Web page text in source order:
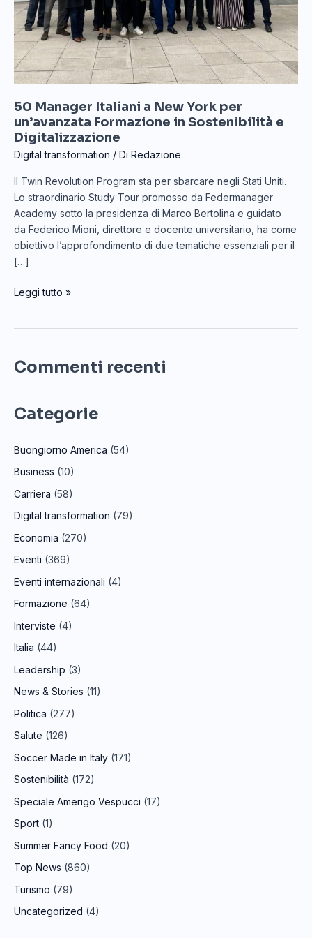
50 Manager Italiani a New York per
un’avanzata Formazione in Sostenibilità e
Digitalizzazione
Digital transformation / Di Redazione
Il Twin Revolution Program sta per sbarcare negli Stati Uniti.
Lo straordinario Study Tour promosso da Federmanager
Academy sotto la presidenza di Marco Bertolina e guidato
da Federico Mioni, direttore e docente universitario, ha come
obiettivo l’approfondimento di due tematiche essenziali per il
[…]
Formazione
in
Sostenibilità
e
Digitalizzazione
Leggi tutto »
Commenti recenti
Categorie
Buongiorno America (54)
Business (10)
Carriera (58)
Digital transformation (79)
Economia (270)
Eventi (369)
Eventi internazionali (4)
Formazione (64)
Interviste (4)
Italia (44)
Leadership (3)
News & Stories (11)
Politica (277)
Salute (126)
Soccer Made in Italy (171)
Sostenibilità (172)
Speciale Amerigo Vespucci (17)
Sport (1)
Summer Fancy Food (20)
Top News (860)
Turismo (79)
Uncategorized (4)